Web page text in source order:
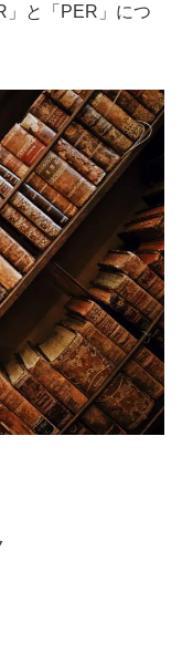
」と「PER」につ